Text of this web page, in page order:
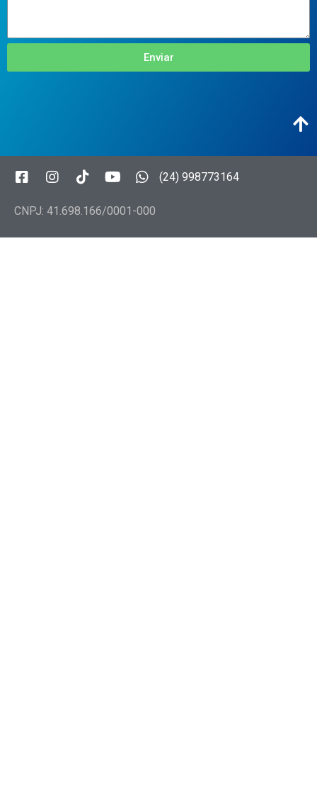
Enviar
(24) 998773164
CNPJ: 41.698.166/0001-000